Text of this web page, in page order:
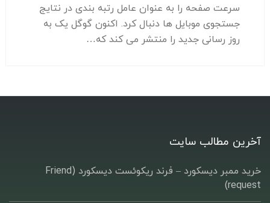
سرعت صفحه را به عنوان عامل رتبه بندی در نتایج
جستجوی موبایل ها دنبال کرد. اکنون گوگل یک به
روز رسانی جدید را منتشر می کند که…
آخرین مطالب سایت
خرید ممبر دیسکورد – فرند ریکوئست دیسکورد (Friend
request)